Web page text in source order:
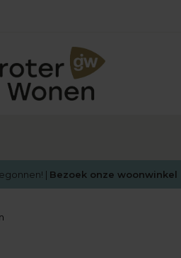
| Bezoek onze woonwinkel